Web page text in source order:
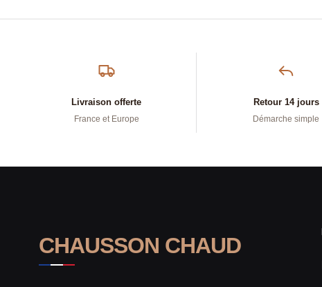
Livraison offerte
France et Europe
Retour 14 jours
Démarche simple
CHAUSSON CHAUD